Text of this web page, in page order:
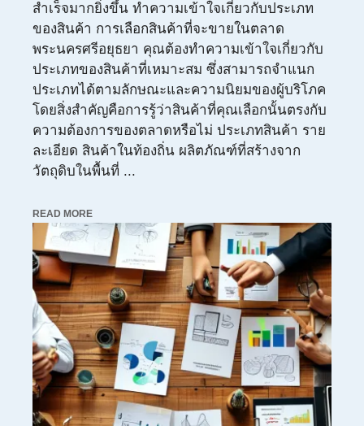
สำเร็จมากยิ่งขึ้น ทำความเข้าใจเกี่ยวกับประเภท
ของสินค้า การเลือกสินค้าที่จะขายในตลาด
พระนครศรีอยุธยา คุณต้องทำความเข้าใจเกี่ยวกับ
ประเภทของสินค้าที่เหมาะสม ซึ่งสามารถจำแนก
ประเภทได้ตามลักษณะและความนิยมของผู้บริโภค
โดยสิ่งสำคัญคือการรู้ว่าสินค้าที่คุณเลือกนั้นตรงกับ
ความต้องการของตลาดหรือไม่ ประเภทสินค้า ราย
ละเอียด สินค้าในท้องถิ่น ผลิตภัณฑ์ที่สร้างจาก
วัตถุดิบในพื้นที่ ...
READ MORE